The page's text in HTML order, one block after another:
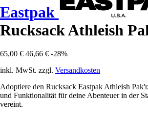
Eastpak
Rucksack Athleish
65,00 € 46,66 € -28%
inkl. MwSt. zzgl. Versandkosten
Adoptiere den Rucksack Eastpak Athleish
und Funktionalität für deine Abenteuer in der
vereint.